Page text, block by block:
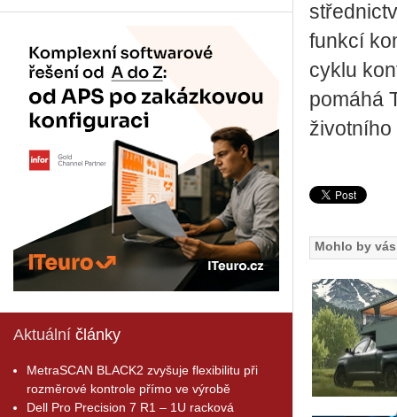
Aktuální články
MetraSCAN BLACK2 zvyšuje flexibilitu při
rozměrové kontrole přímo ve výrobě
Dell Pro Precision 7 R1 – 1U racková
funk­cí
cyklu
po­má­há
ži­vot­ní­ho
Mohlo by